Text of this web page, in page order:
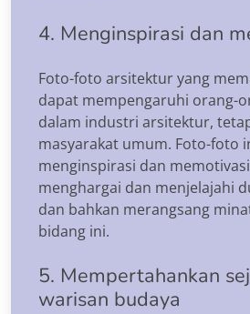
4. Menginspirasi dan
Foto-foto arsitektur yang
dapat mempengaruhi orang-
dalam industri arsitektur,
masyarakat umum. Foto-foto
menginspirasi dan
menghargai dan menjelajahi
dan bahkan merangsang
bidang ini.
5. Mempertahankan
warisan budaya